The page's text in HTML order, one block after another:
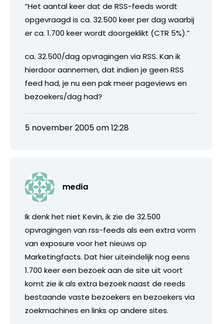
“Het aantal keer dat de RSS-feeds wordt
opgevraagd is ca. 32.500 keer per dag waarbij
er ca. 1.700 keer wordt doorgeklikt (CTR 5%).”
ca. 32.500/dag opvragingen via RSS. Kan ik
hierdoor aannemen, dat indien je geen RSS
feed had, je nu een pak meer pageviews en
bezoekers/dag had?
5 november 2005 om 12:28
media
Ik denk het niet Kevin, ik zie de 32.500
opvragingen van rss-feeds als een extra vorm
van exposure voor het nieuws op
Marketingfacts. Dat hier uiteindelijk nog eens
1.700 keer een bezoek aan de site uit voort
komt zie ik als extra bezoek naast de reeds
bestaande vaste bezoekers en bezoekers via
zoekmachines en links op andere sites.